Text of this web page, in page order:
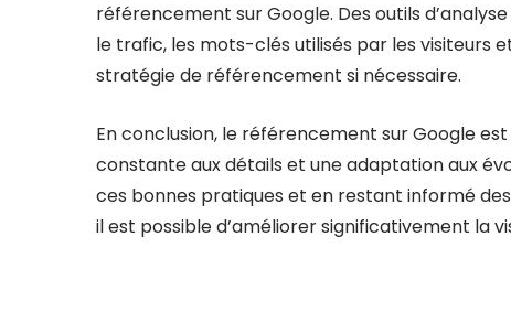
référencement sur Google. Des outils
le trafic, les mots-clés utilisés par les visiteurs
stratégie de référencement si nécessaire.
En conclusion, le référencement sur Google
constante aux détails et une adaptation aux
ces bonnes pratiques et en restant informé
il est possible d’améliorer significativement la